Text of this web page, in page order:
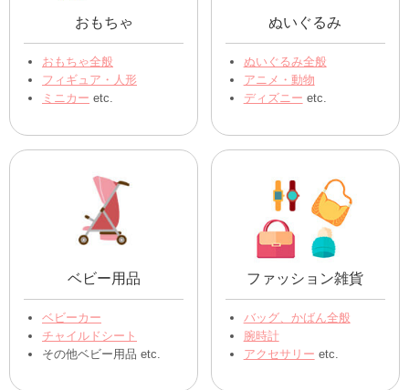
おもちゃ
おもちゃ全般
フィギュア・人形
ミニカー etc.
ぬいぐるみ
ぬいぐるみ全般
アニメ・動物
ディズニー etc.
ベビー用品
ベビーカー
チャイルドシート
その他ベビー用品 etc.
ファッション雑貨
バッグ、かばん全般
腕時計
アクセサリー etc.